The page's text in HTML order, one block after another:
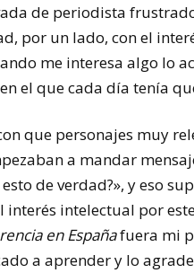
de periodista
por un lado, con el
me interesa algo lo
el que cada día tenía
que personajes muy
a mandar
de verdad?», y eso
interés intelectual por
en Españafuera mi
a aprender y lo